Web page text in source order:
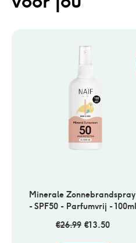
Minerale Zonnebrandspray
€26.99 €13.50